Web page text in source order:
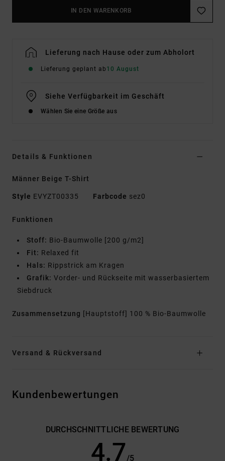
IN DEN WARENKORB
Lieferung nach Hause oder zum Abholort
Lieferung geplant ab 10 August
Siehe Verfügbarkeit im Geschäft
Wählen Sie eine Größe aus
Details & Funktionen
Männer Beige T-Shirt
Style EVYZT00335 Farbcode sez0
Funktionen
Stoff: Bio-Baumwolle [200 g/m2]
Fit: Relaxed fit
Hals: Rippstrick am Kragen
Grafik: Vorder- und Rückseite mit wasserbasiertem
Siebdruck
Zusammensetzung [Hauptstoff] 100 % Bio-Baumwolle
Versand & Rückversand
Kundenbewertungen
DURCHSCHNITTLICHE BEWERTUNG
4.7/5